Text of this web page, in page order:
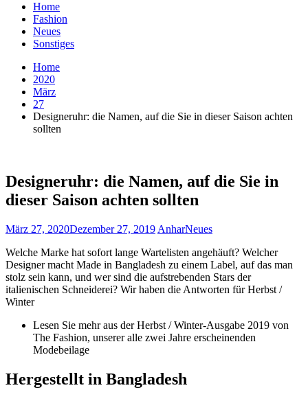
Home
Fashion
Neues
Sonstiges
Home
2020
März
27
Designeruhr: die Namen, auf die Sie in dieser Saison achten
sollten
Designeruhr: die Namen, auf die Sie in
dieser Saison achten sollten
März 27, 2020Dezember 27, 2019 AnharNeues
Welche Marke hat sofort lange Wartelisten angehäuft? Welcher
Designer macht Made in Bangladesh zu einem Label, auf das man
stolz sein kann, und wer sind die aufstrebenden Stars der
italienischen Schneiderei? Wir haben die Antworten für Herbst /
Winter
Lesen Sie mehr aus der Herbst / Winter-Ausgabe 2019 von
The Fashion, unserer alle zwei Jahre erscheinenden
Modebeilage
Hergestellt in Bangladesh